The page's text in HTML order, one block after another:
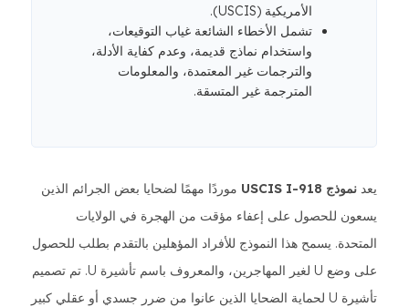
الأمريكية (USCIS).
تشمل الأخطاء الشائعة غياب التوقيعات،
واستخدام نماذج قديمة، وعدم كفاية الأدلة،
والترجمات غير المعتمدة، والمعلومات
المترجمة غير المتسقة.
يعد نموذج USCIS I-918
موردًا مهمًا لضحايا بعض الجرائم الذين
يسعون للحصول على إعفاء مؤقت من الهجرة في الولايات
المتحدة. يسمح هذا النموذج للأفراد المؤهلين بالتقدم بطلب للحصول
على وضع U لغير المهاجرين، والمعروف باسم تأشيرة U. تم تصميم
تأشيرة U لحماية الضحايا الذين عانوا من ضرر جسدي أو عقلي كبير